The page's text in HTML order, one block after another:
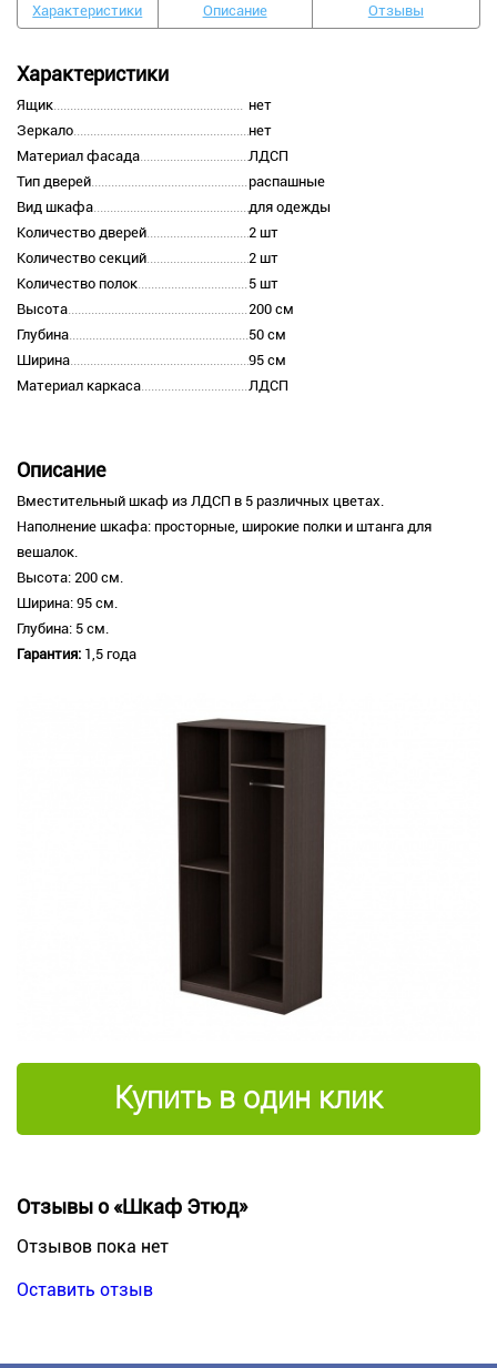
Характеристики Описание Отзывы
Характеристики
Ящик
нет
Зеркало
нет
Материал фасада
ЛДСП
Тип дверей
распашные
Вид шкафа
для одежды
Количество дверей
2 шт
Количество секций
2 шт
Количество полок
5 шт
Высота
200 см
Глубина
50 см
Ширина
95 см
Материал каркаса
ЛДСП
Описание
Вместительный шкаф из ЛДСП в 5 различных цветах.
Наполнение шкафа: просторные, широкие полки и штанга для
вешалок.
Высота: 200 см.
Ширина: 95 см.
Глубина: 5 см.
Гарантия: 1,5 года
Купить в один клик
Отзывы о «Шкаф Этюд»
Отзывов пока нет
Оставить отзыв